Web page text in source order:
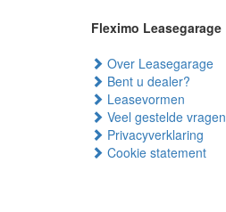
Fleximo Leasegarage
Over Leasegarage
Bent u dealer?
Leasevormen
Veel gestelde vragen
Privacyverklaring
Cookie statement